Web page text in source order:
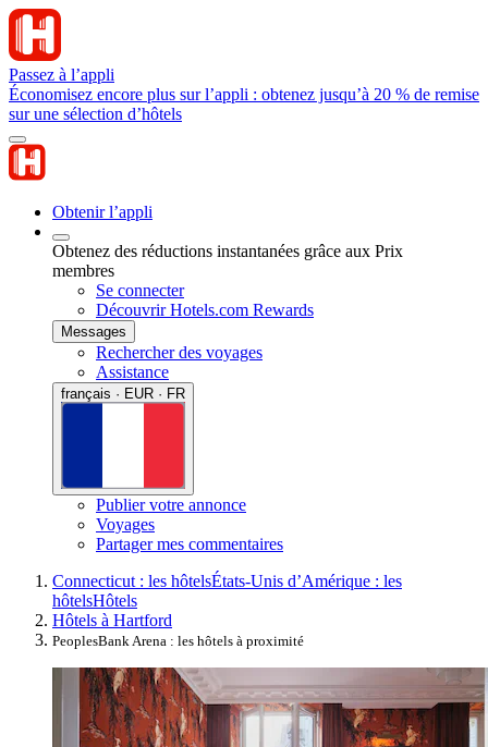
Passez à l’appli
Économisez encore plus sur l’appli : obtenez jusqu’à 20 % de remise
sur une sélection d’hôtels
Obtenir l’appli
Obtenez des réductions instantanées grâce aux Prix
membres
Se connecter
Découvrir Hotels.com Rewards
Messages
Rechercher des voyages
Assistance
français · EUR · FR
Publier votre annonce
Voyages
Partager mes commentaires
Connecticut : les hôtelsÉtats-Unis d’Amérique : les
hôtelsHôtels
Hôtels à Hartford
PeoplesBank Arena : les hôtels à proximité